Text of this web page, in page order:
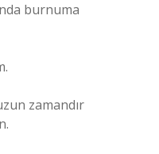
burnuma
zamandır